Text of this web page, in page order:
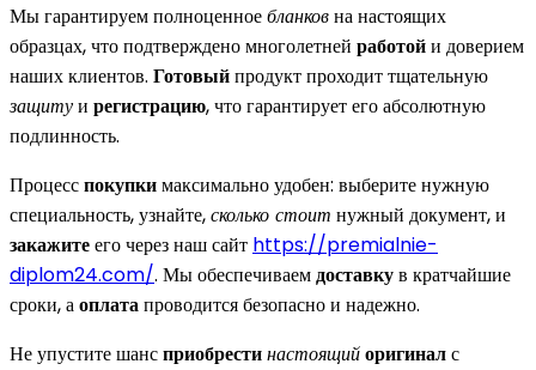
Мы гарантируем полноценноебланковна настоящих
образцах, что подтверждено многолетней работойи доверием
наших клиентов. Готовыйпродукт проходит тщательную
защитуи регистрацию, что гарантирует его абсолютную
подлинность.
Процесспокупкимаксимально удобен: выберите нужную
специальность, узнайте,сколько стоит нужный документ, и
закажитеего через наш сайт https://premialnie-
diplom24.com/. Мы обеспечиваемдоставкув кратчайшие
сроки, аоплатапроводится безопасно и надежно.
Не упустите шансприобрестинастоящийоригиналс